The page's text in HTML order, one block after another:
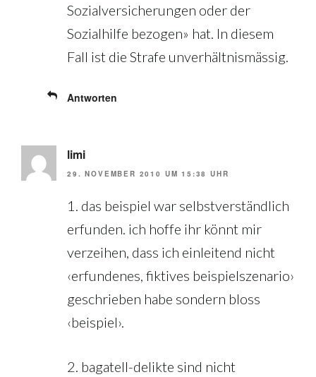
Sozialversicherungen oder der
Sozialhilfe bezogen» hat. In diesem
Fall ist die Strafe unverhältnismässig.
Antworten
limi
29. NOVEMBER 2010 UM 15:38 UHR
1. das beispiel war selbstverständlich
erfunden. ich hoffe ihr könnt mir
verzeihen, dass ich einleitend nicht
‹erfundenes, fiktives beispielszenario›
geschrieben habe sondern bloss
‹beispiel›.
2. bagatell-delikte sind nicht